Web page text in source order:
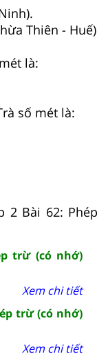
Thiên - Huế)
là:
số mét là:
2 Bài 62: Phép
trừ (có nhớ)
Xem chi tiết
trừ (có nhớ)
Xem chi tiết